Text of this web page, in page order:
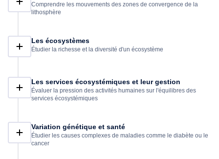
Comprendre les mouvements des zones de convergence de la
lithosphère
Les écosystèmes
Étudier la richesse et la diversité d'un écosystème
Les services écosystémiques et leur gestion
Évaluer la pression des activités humaines sur l'équilibres des
services écosystémiques
Variation génétique et santé
Étudier les causes complexes de maladies comme le diabète ou le
cancer